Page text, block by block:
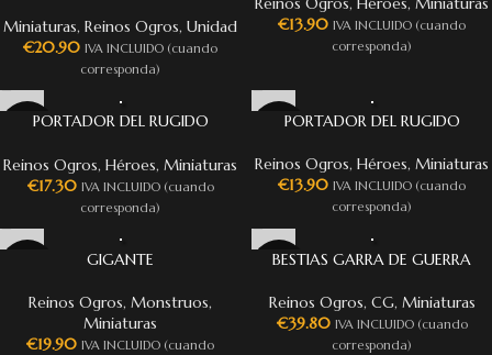
Miniaturas, Reinos Ogros, Unidad
€20.90 IVA INCLUIDO (cuando
corresponda)
€13.90 IVA INCLUIDO (cuando
corresponda)
PORTADOR DEL RUGIDO
Reinos Ogros, Héroes, Miniaturas
€17.30 IVA INCLUIDO (cuando
corresponda)
PORTADOR DEL RUGIDO
Reinos Ogros, Héroes, Miniaturas
€13.90 IVA INCLUIDO (cuando
corresponda)
GIGANTE
Reinos Ogros, Monstruos,
Miniaturas
€19.90 IVA INCLUIDO (cuando
BESTIAS GARRA DE GUERRA
Reinos Ogros, CG, Miniaturas
€39.80 IVA INCLUIDO (cuando
corresponda)